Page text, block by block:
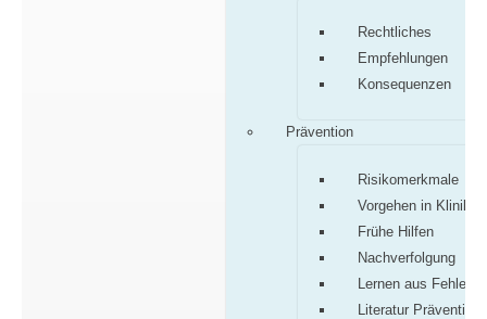
Rechtliches
Empfehlungen
Konsequenzen
Prävention
Risikomerkmale
Vorgehen in Klinik/
Frühe Hilfen
Nachverfolgung
Lernen aus Fehlern
Literatur Prävention